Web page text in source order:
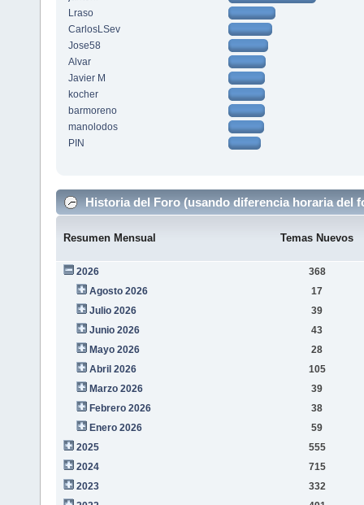
Lraso
CarlosLSev
Jose58
Alvar
Javier M
kocher
barmoreno
manolodos
PIN
Historia del Foro (usando diferencia horaria del
Resumen Mensual Temas Nuevos
2026
368
Agosto 2026
17
Julio 2026
39
Junio 2026
43
Mayo 2026
28
Abril 2026
105
Marzo 2026
39
Febrero 2026
38
Enero 2026
59
2025
555
2024
715
2023
332